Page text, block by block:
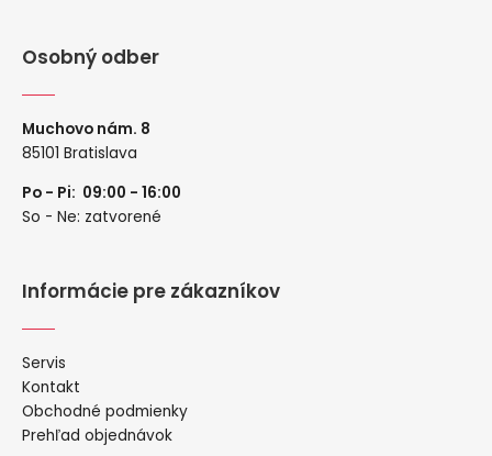
Osobný odber
Muchovo nám. 8
85101 Bratislava
Po - Pi: 09:00 - 16:00
So - Ne: zatvorené
Informácie pre zákazníkov
Servis
Kontakt
Obchodné podmienky
Prehľad objednávok